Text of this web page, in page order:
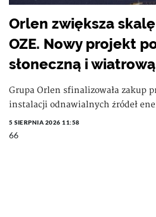
Orlen zwiększa
OZE. Nowy projekt
słoneczną i wiatrową
Grupa Orlen sfinalizowała zakup
instalacji odnawialnych źródeł
5 SIERPNIA 2026 11:58
66